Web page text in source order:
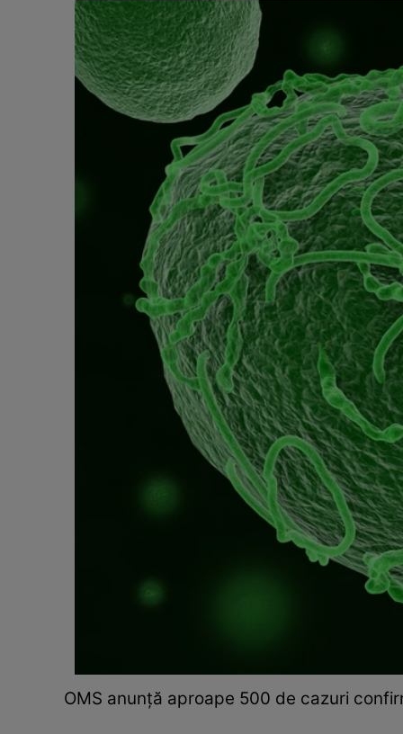
OMS anunță aproape 500 de cazuri